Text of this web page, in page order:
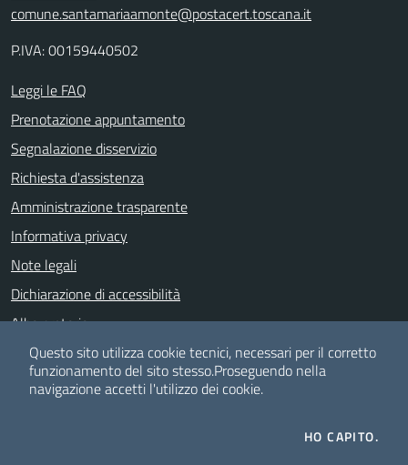
comune.santamariaamonte@postacert.toscana.it
P.IVA: 00159440502
Leggi le FAQ
Prenotazione appuntamento
Segnalazione disservizio
Richiesta d'assistenza
Amministrazione trasparente
Informativa privacy
Note legali
Dichiarazione di accessibilità
Albo pretorio
Meccanismo di feedback
Questo sito utilizza cookie tecnici, necessari per il corretto
funzionamento del sito stesso.Proseguendo nella
navigazione accetti l'utilizzo dei cookie.
HO CAPITO.